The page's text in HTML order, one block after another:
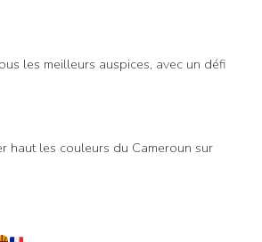
les meilleurs auspices, avec un défi
haut les couleurs du Cameroun sur